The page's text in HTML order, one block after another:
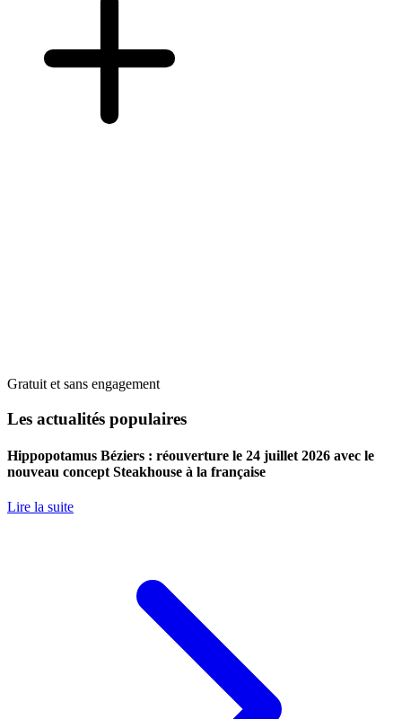
Gratuit et sans engagement
Les actualités populaires
Hippopotamus Béziers : réouverture le 24 juillet 2026 avec le
nouveau concept Steakhouse à la française
Lire la suite